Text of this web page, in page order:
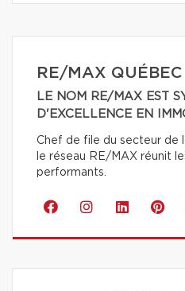
RE/MAX QUÉBEC
LE NOM RE/MAX EST
D'EXCELLENCE EN
Chef de file du secteur de
le réseau RE/MAX réunit
performants.